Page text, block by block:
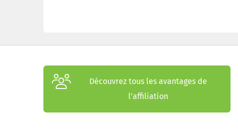
Découvrez tous les avantages de
l’affiliation